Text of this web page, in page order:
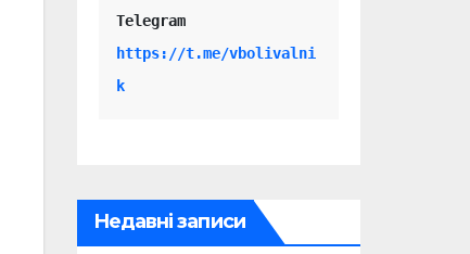
Telegram
https://t.me/vbolivalni
k
Недавні записи